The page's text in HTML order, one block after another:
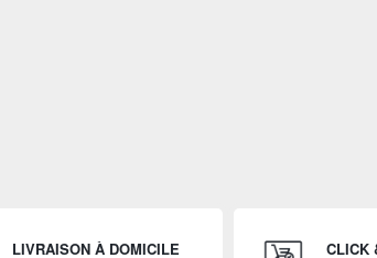
LIVRAISON À DOMICILE CLICK